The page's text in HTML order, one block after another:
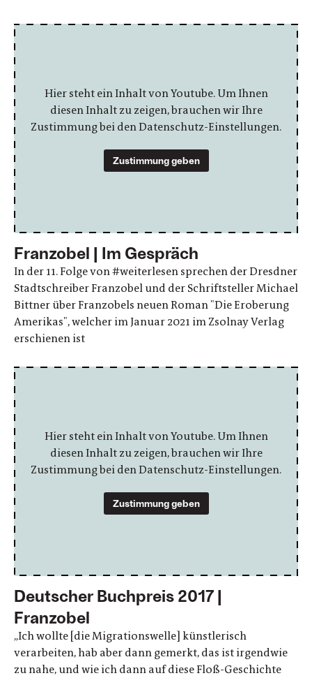
Hier steht ein Inhalt von Youtube. Um Ihnen
diesen Inhalt zu zeigen, brauchen wir Ihre
Zustimmung bei den Datenschutz-Einstellungen.
Zustimmung geben
Franzobel | Im Gespräch
In der 11. Folge von #weiterlesen​ sprechen der Dresdner
Stadtschreiber Franzobel und der Schriftsteller Michael
Bittner über Franzobels neuen Roman "Die Eroberung
Amerikas", welcher im Januar 2021 im Zsolnay Verlag
erschienen ist
Hier steht ein Inhalt von Youtube. Um Ihnen
diesen Inhalt zu zeigen, brauchen wir Ihre
Zustimmung bei den Datenschutz-Einstellungen.
Zustimmung geben
Deutscher Buchpreis 2017 |
Franzobel
„Ich wollte [die Migrationswelle] künstlerisch
verarbeiten, hab aber dann gemerkt, das ist irgendwie
zu nahe, und wie ich dann auf diese Floß-Geschichte